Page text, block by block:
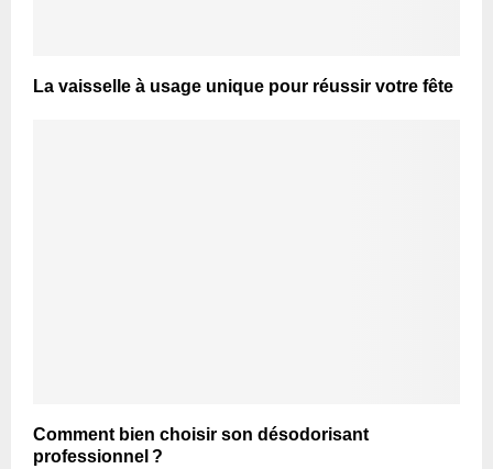
La vaisselle à usage unique pour réussir votre fête
Comment bien choisir son désodorisant
professionnel ?